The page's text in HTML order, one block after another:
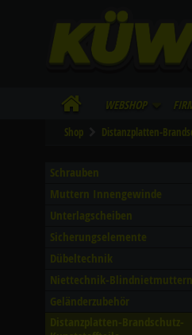
WebShop
Shop Distanzplatten-
Schrauben
Muttern Innengewinde
Unterlagscheiben
Sicherungselemente
Dübeltechnik
Niettechnik-Blindnietmuttern
Geländerzubehör